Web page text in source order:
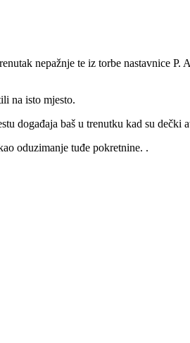
nepažnje te iz torbe nastavnice
na isto mjesto.
događaja baš u trenutku kad su dečki
oduzimanje tuđe pokretnine. .